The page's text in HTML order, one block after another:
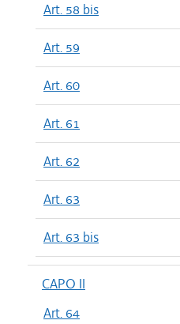
Art. 58 bis
Art. 59
Art. 60
Art. 61
Art. 62
Art. 63
Art. 63 bis
CAPO II
Art. 64